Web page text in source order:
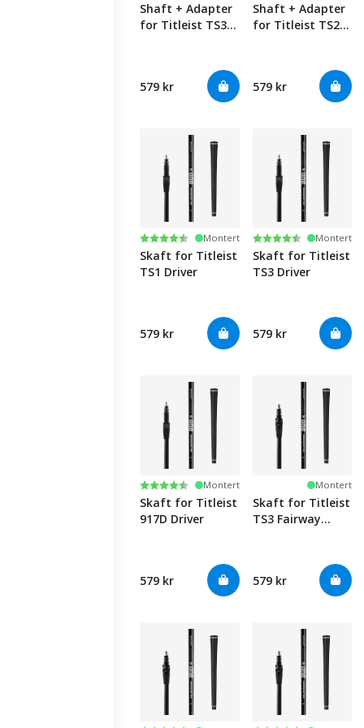
Shaft + Adapter
for Titleist TS3
579 kr
Shaft + Adapter
for Titleist TS2
579 kr
Karakter:
4.8 av 5 mulige
Montert
Skaft for Titleist
TS1 Driver
579 kr
Karakter:
4.8 av 5 mulige
Montert
Skaft for Titleist
TS3 Driver
579 kr
Karakter:
4.7 av 5 mulige
Montert
Skaft for Titleist
917D Driver
579 kr
Montert
Skaft for Titleist
TS3 Fairway
579 kr